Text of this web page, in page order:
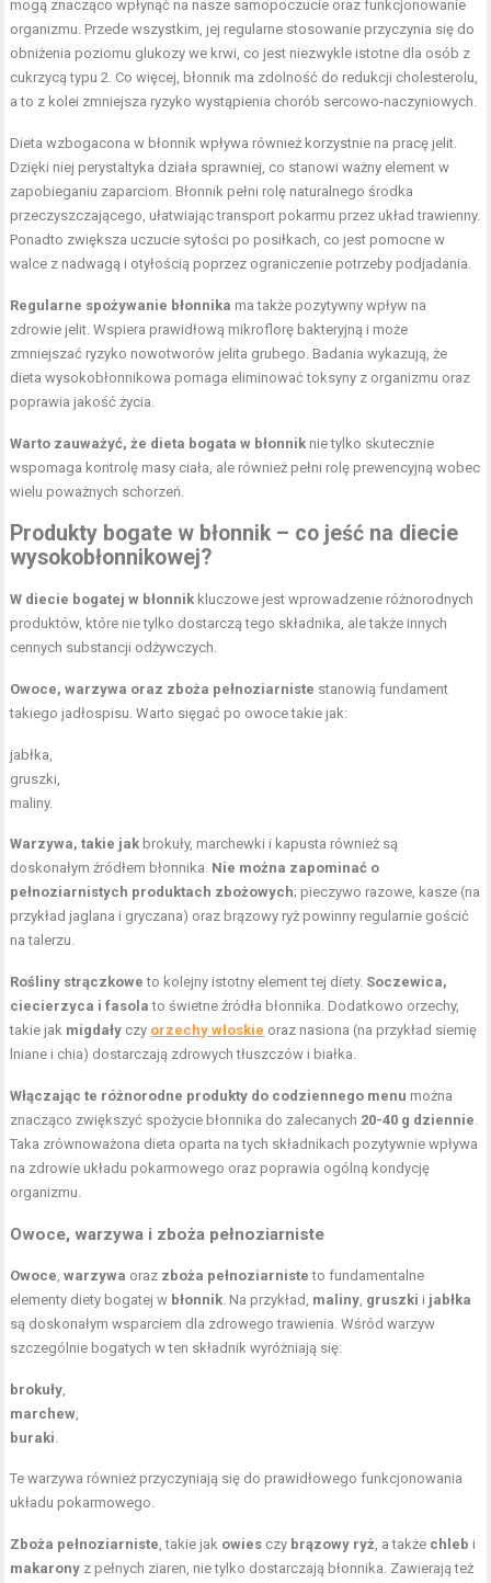
mogą znacząco wpłynąć na nasze samopoczucie oraz funkcjonowanie
organizmu. Przede wszystkim, jej regularne stosowanie przyczynia się do
obniżenia poziomu glukozy we krwi, co jest niezwykle istotne dla osób z
cukrzycą typu 2. Co więcej, błonnik ma zdolność do redukcji cholesterolu,
a to z kolei zmniejsza ryzyko wystąpienia chorób sercowo-naczyniowych.
Dieta wzbogacona w błonnik wpływa również korzystnie na pracę jelit.
Dzięki niej perystaltyka działa sprawniej, co stanowi ważny element w
zapobieganiu zaparciom. Błonnik pełni rolę naturalnego środka
przeczyszczającego, ułatwiając transport pokarmu przez układ trawienny.
Ponadto zwiększa uczucie sytości po posiłkach, co jest pomocne w
walce z nadwagą i otyłością poprzez ograniczenie potrzeby podjadania.
Regularne spożywanie błonnika ma także pozytywny wpływ na
zdrowie jelit. Wspiera prawidłową mikroflorę bakteryjną i może
zmniejszać ryzyko nowotworów jelita grubego. Badania wykazują, że
dieta wysokobłonnikowa pomaga eliminować toksyny z organizmu oraz
poprawia jakość życia.
Warto zauważyć, że dieta bogata w błonnik nie tylko skutecznie
wspomaga kontrolę masy ciała, ale również pełni rolę prewencyjną wobec
wielu poważnych schorzeń.
Produkty bogate w błonnik – co jeść na diecie
wysokobłonnikowej?
W diecie bogatej w błonnik kluczowe jest wprowadzenie różnorodnych
produktów, które nie tylko dostarczą tego składnika, ale także innych
cennych substancji odżywczych.
Owoce, warzywa oraz zboża pełnoziarniste stanowią fundament
takiego jadłospisu. Warto sięgać po owoce takie jak:
jabłka,
gruszki,
maliny.
Warzywa, takie jak brokuły, marchewki i kapusta również są
doskonałym źródłem błonnika. Nie można zapominać o
pełnoziarnistych produktach zbożowych; pieczywo razowe, kasze (na
przykład jaglana i gryczana) oraz brązowy ryż powinny regularnie gościć
na talerzu.
Rośliny strączkowe to kolejny istotny element tej diety. Soczewica,
ciecierzyca i fasola to świetne źródła błonnika. Dodatkowo orzechy,
takie jak migdały czy orzechy włoskie oraz nasiona (na przykład siemię
lniane i chia) dostarczają zdrowych tłuszczów i białka.
Włączając te różnorodne produkty do codziennego menu można
znacząco zwiększyć spożycie błonnika do zalecanych 20-40 g dziennie.
Taka zrównoważona dieta oparta na tych składnikach pozytywnie wpływa
na zdrowie układu pokarmowego oraz poprawia ogólną kondycję
organizmu.
Owoce, warzywa i zboża pełnoziarniste
Owoce,warzywa oraz zboża pełnoziarniste to fundamentalne
elementy diety bogatej w błonnik. Na przykład, maliny, gruszki i jabłka
są doskonałym wsparciem dla zdrowego trawienia. Wśród warzyw
szczególnie bogatych w ten składnik wyróżniają się:
brokuły,
marchew,
buraki.
Te warzywa również przyczyniają się do prawidłowego funkcjonowania
układu pokarmowego.
Zboża pełnoziarniste, takie jak owies czy brązowy ryż, a także chleb i
makarony z pełnych ziaren, nie tylko dostarczają błonnika. Zawierają też